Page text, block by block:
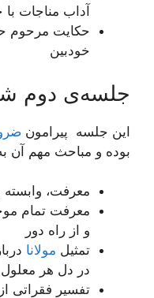
آداب مناجات با
حکایت مرحوم
خودبین
جلسه‌ی دوم
این جلسه پیرامون
بوده و مباحث مهم آن
معرفت، وابسته
معرفت تمام
و از راه دور
تمثیل مولانا
در دل هر معلول
تفسیر فقراتی